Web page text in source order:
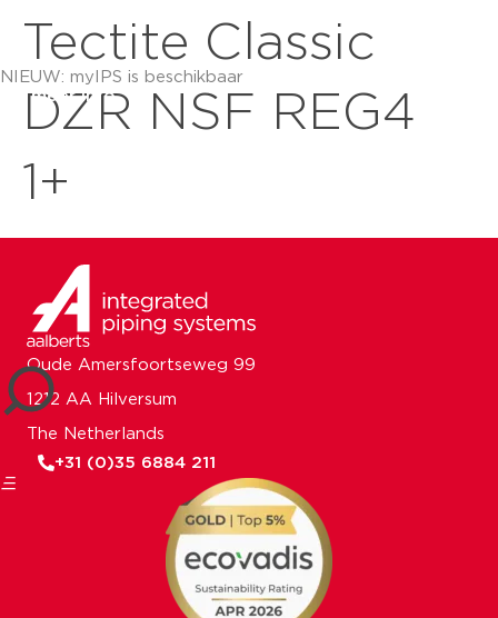
NIEUW: myIPS is beschikbaar
meer info
sluiten
Tectite Classic
DZR NSF REG4
1+
Oude Amersfoortseweg 99
1212 AA Hilversum
The Netherlands
+31 (0)35 6884 211